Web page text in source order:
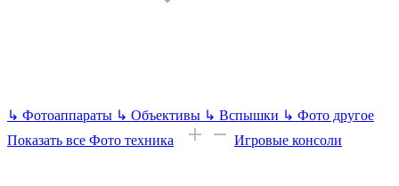
↳ Фотоаппараты ↳ Объективы ↳ Вспышки ↳ Фото другое
Показать все Фото техника
Игровые консоли